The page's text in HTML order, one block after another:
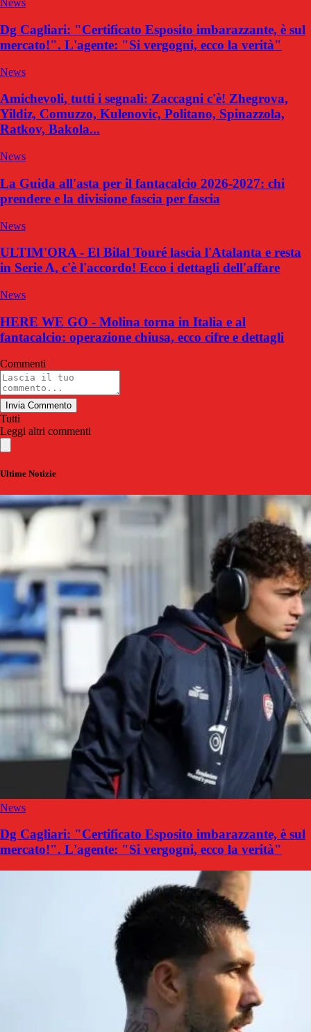
News
Dg Cagliari: "Certificato Esposito imbarazzante, è sul
mercato!". L'agente: "Si vergogni, ecco la verità"
News
Amichevoli, tutti i segnali: Zaccagni c'è! Zhegrova,
Yildiz, Comuzzo, Kulenovic, Politano, Spinazzola,
Ratkov, Bakola...
News
La Guida all'asta per il fantacalcio 2026-2027: chi
prendere e la divisione fascia per fascia
News
ULTIM'ORA - El Bilal Touré lascia l'Atalanta e resta
in Serie A, c'è l'accordo! Ecco i dettagli dell'affare
News
HERE WE GO - Molina torna in Italia e al
fantacalcio: operazione chiusa, ecco cifre e dettagli
Commenti
Invia Commento
Tutti
Leggi altri commenti
Ultime Notizie
News
Dg Cagliari: "Certificato Esposito imbarazzante, è sul
mercato!". L'agente: "Si vergogni, ecco la verità"